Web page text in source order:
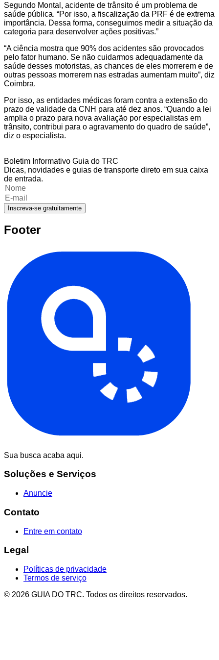
Segundo Montal, acidente de trânsito é um problema de
saúde pública. “Por isso, a fiscalização da PRF é de extrema
importância. Dessa forma, conseguimos medir a situação da
categoria para desenvolver ações positivas.”
“A ciência mostra que 90% dos acidentes são provocados
pelo fator humano. Se não cuidarmos adequadamente da
saúde desses motoristas, as chances de eles morrerem e de
outras pessoas morrerem nas estradas aumentam muito”, diz
Coimbra.
Por isso, as entidades médicas foram contra a extensão do
prazo de validade da CNH para até dez anos. “Quando a lei
amplia o prazo para nova avaliação por especialistas em
trânsito, contribui para o agravamento do quadro de saúde”,
diz o especialista.
Boletim Informativo Guia do TRC
Dicas, novidades e guias de transporte direto em sua caixa
de entrada.
Inscreva-se gratuitamente
Footer
Sua busca acaba aqui.
Soluções e Serviços
Anuncie
Contato
Entre em contato
Legal
Políticas de privacidade
Termos de serviço
© 2026 GUIA DO TRC. Todos os direitos reservados.